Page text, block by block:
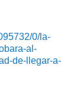
0/la-
al-
de-llegar-a-